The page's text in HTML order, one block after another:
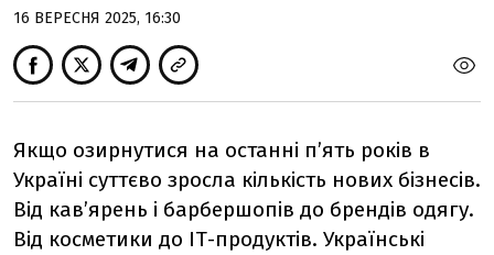
16 ВЕРЕСНЯ 2025, 16:30
Якщо озирнутися на останні п’ять років в
Україні суттєво зросла кількість нових бізнесів.
Від кав’ярень і барбершопів до брендів одягу.
Від косметики до ІТ-продуктів. Українські